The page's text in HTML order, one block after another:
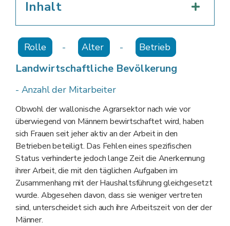
Inhalt
Rolle - Alter - Betrieb
Landwirtschaftliche Bevölkerung
- Anzahl der Mitarbeiter
Obwohl der wallonische Agrarsektor nach wie vor
überwiegend von Männern bewirtschaftet wird, haben
sich Frauen seit jeher aktiv an der Arbeit in den
Betrieben beteiligt. Das Fehlen eines spezifischen
Status verhinderte jedoch lange Zeit die Anerkennung
ihrer Arbeit, die mit den täglichen Aufgaben im
Zusammenhang mit der Haushaltsführung gleichgesetzt
wurde. Abgesehen davon, dass sie weniger vertreten
sind, unterscheidet sich auch ihre Arbeitszeit von der der
Männer.